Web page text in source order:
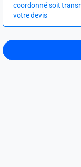
coordonné soit
votre devis